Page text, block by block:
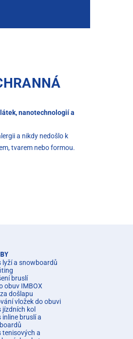
nanotechnologií a
a nikdy nedošlo k
tvarem nebo formou.
lyží a snowboardů
bruslí
obuv IMBOX
došlapu
vložek do obuvi
jízdních kol
inline bruslí a
tenisových a